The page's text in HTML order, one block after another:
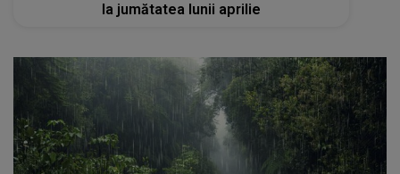
la jumătatea lunii aprilie